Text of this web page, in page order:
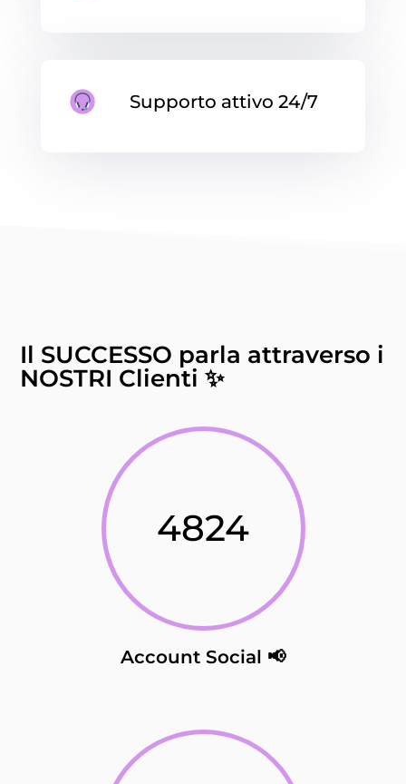
Supporto attivo 24/7
Il SUCCESSO parla attraverso i
NOSTRI Clienti ✨
4824
Account Social 📢